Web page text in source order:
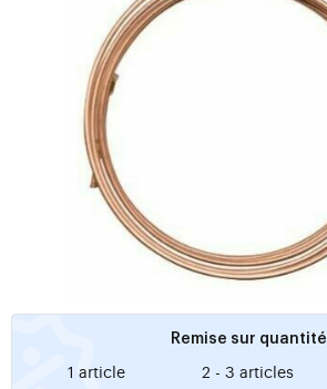
Remise sur quantité
1 article 2 - 3 articles